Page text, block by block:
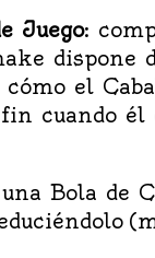
Juego:
dispone
el
cuando él
una Bola de